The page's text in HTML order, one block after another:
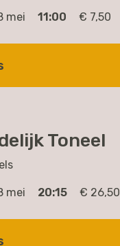
mei 11:00 € 7,50
Toneel
mei 20:15 € 26,50